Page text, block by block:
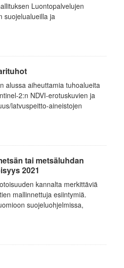
Luontopalvelujen
suojelualueilla ja
alussa aiheuttamia tuhoalueita
2:n NDVI-erotuskuvien ja
latvuspeitto-aineistojen
tai metsäluhdan
2021
kannalta merkittäviä
mallinnettuja esiintymiä.
suojeluohjelmissa,